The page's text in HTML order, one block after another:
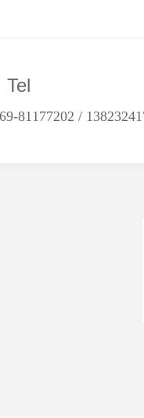
Tel
81177202 /